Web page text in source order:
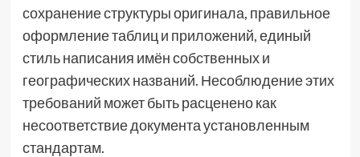
сохранение структуры оригинала, правильное
оформление таблиц и приложений, единый
стиль написания имён собственных и
географических названий. Несоблюдение этих
требований может быть расценено как
несоответствие документа установленным
стандартам.